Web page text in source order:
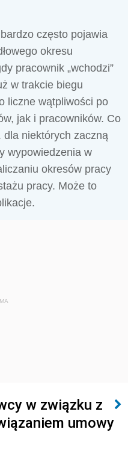
często pojawia
okresu
pracownik „wchodzi”
w trakcie biegu
liczne wątpliwości po
jak i pracowników. Co
dla niektórych zaczną
wypowiedzenia w
okresów pracy
pracy. Może to
w związku z
umowy